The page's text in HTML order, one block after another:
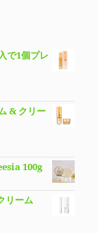
で1個プレ
& クリー
100g
リーム